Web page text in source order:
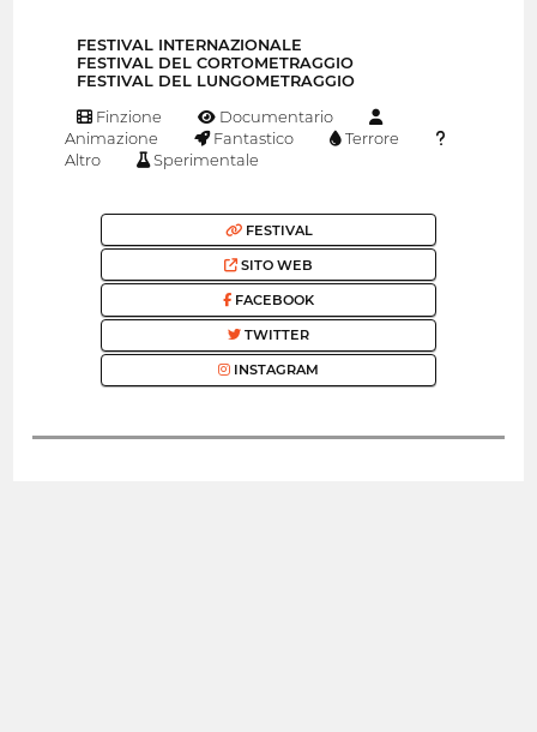
FESTIVAL INTERNAZIONALE
FESTIVAL DEL CORTOMETRAGGIO
FESTIVAL DEL LUNGOMETRAGGIO
Finzione
Documentario
Animazione
Fantastico
Terrore
Altro
Sperimentale
FESTIVAL
SITO WEB
FACEBOOK
TWITTER
INSTAGRAM